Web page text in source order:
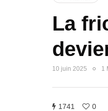
La
10 juin 2025 1
1741 0